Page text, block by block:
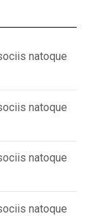
natoque
natoque
natoque
natoque